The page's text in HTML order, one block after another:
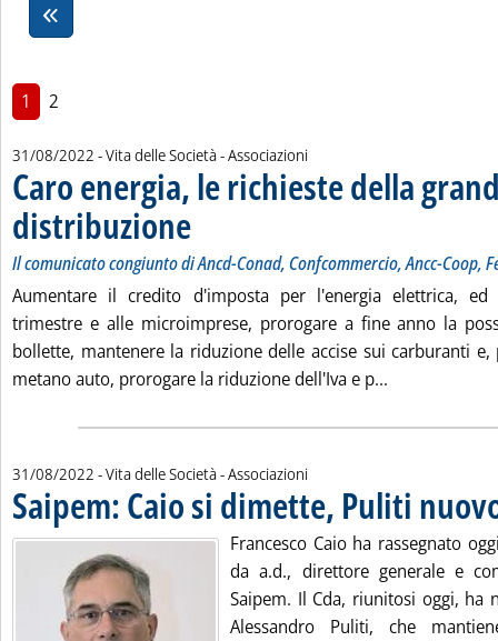
1 2
31/08/2022 - Vita delle Società - Associazioni
Caro energia, le richieste della
distribuzione . Sottotitolo: Il comunicato congiunto di Ancd-Conad,
. Pubblicata mercoledì 31 agosto 2022 alle 15.5.
Il comunicato congiunto di Ancd-Conad, Confcommercio, Ancc-Coop,
Aumentare il credito d'imposta per l'energia elettrica,
trimestre e alle microimprese, prorogare a fine anno la
bollette, mantenere la riduzione delle accise sui carburanti
metano auto, prorogare la riduzione dell'Iva e p...
31/08/2022 - Vita delle Società - Associazioni
Saipem: Caio si dimette, Puliti
Francesco Caio ha rassegnato
da a.d., direttore generale e
Saipem. Il Cda, riunitosi oggi, ha
Alessandro Puliti, che